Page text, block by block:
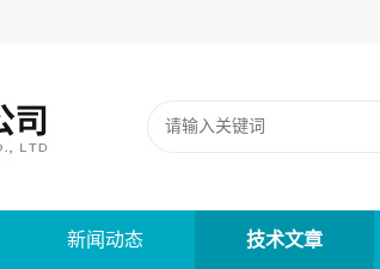
新闻动态 技术文章